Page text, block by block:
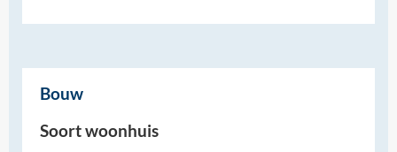
Bouw
Soort woonhuis